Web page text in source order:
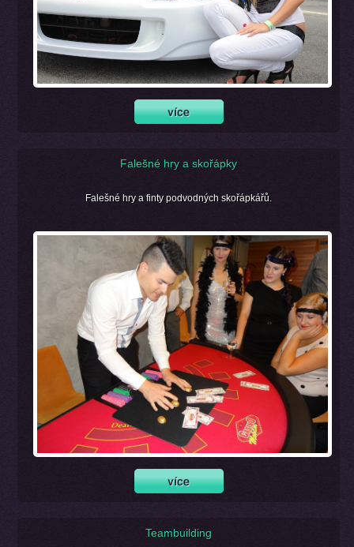
Falešné hry a skořápky
Falešné hry a finty podvodných skořápkářů.
Teambuilding